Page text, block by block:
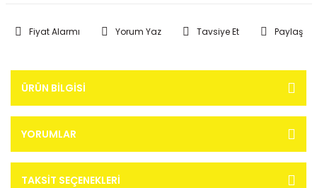
Fiyat Alarmı Yorum Yaz Tavsiye Et Paylaş
ÜRÜN BILGISI
YORUMLAR
TAKSIT SEÇENEKLERI